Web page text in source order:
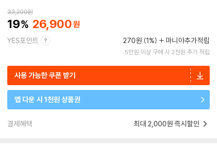
33,200원
19 26,900
YES포인트 270원 (1%) 마니아추가적립
5만원 이상 구매 시 2천원 추가 적립
사용 가능한 쿠폰 받기
앱 다운 시 1천원 상품권
결제혜택 최대 2,000원 즉시할인